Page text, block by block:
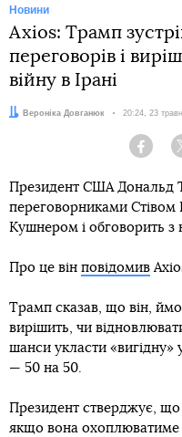
Новини
Axios: Трамп
переговорів і
війну в Ірані
Автор:Вероніка Довганюк Дата:
20:24, 23
Президент США Дональд
переговорниками
Кушнером і обговорить з
Про це він повідомив
Трамп сказав, що він,
вирішить, чи
шанси укласти «вигідну»
— 50 на 50.
Президент стверджує, що
якщо вона охоплюватиме